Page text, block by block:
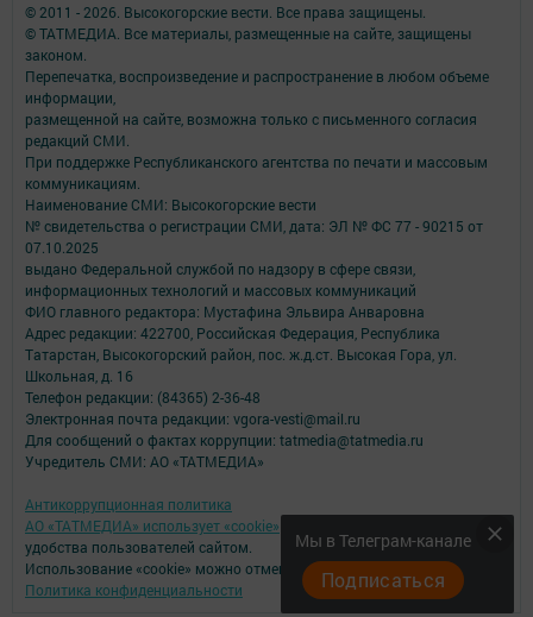
Мы в Телеграм-канале
Подписаться
© 2011 - 2026. Высокогорские вести. Все права защищены.
© ТАТМЕДИА. Все материалы, размещенные на сайте, защищены
законом.
Перепечатка, воспроизведение и распространение в любом объеме
информации,
размещенной на сайте, возможна только с письменного согласия
редакций СМИ.
При поддержке Республиканского агентства по печати и массовым
коммуникациям.
Наименование СМИ: Высокогорские вести
№ свидетельства о регистрации СМИ, дата: ЭЛ № ФС 77 - 90215 от
07.10.2025
выдано Федеральной службой по надзору в сфере связи,
информационных технологий и массовых коммуникаций
ФИО главного редактора: Мустафина Эльвира Анваровна
Адрес редакции: 422700, Российская Федерация, Республика
Татарстан, Высокогорский район, пос. ж.д.ст. Высокая Гора, ул.
Школьная, д. 16
Телефон редакции: (84365) 2-36-48
Электронная почта редакции: vgora-vesti@mail.ru
Для сообщений о фактах коррупции: tatmedia@tatmedia.ru
Учредитель СМИ: АО «ТАТМЕДИА»
Антикоррупционная политика
АО «ТАТМЕДИА» использует «cookie» для персонализации сервисов и
удобства пользователей сайтом.
Использование «cookie» можно отменить в настройках браузера.
Политика конфиденциальности